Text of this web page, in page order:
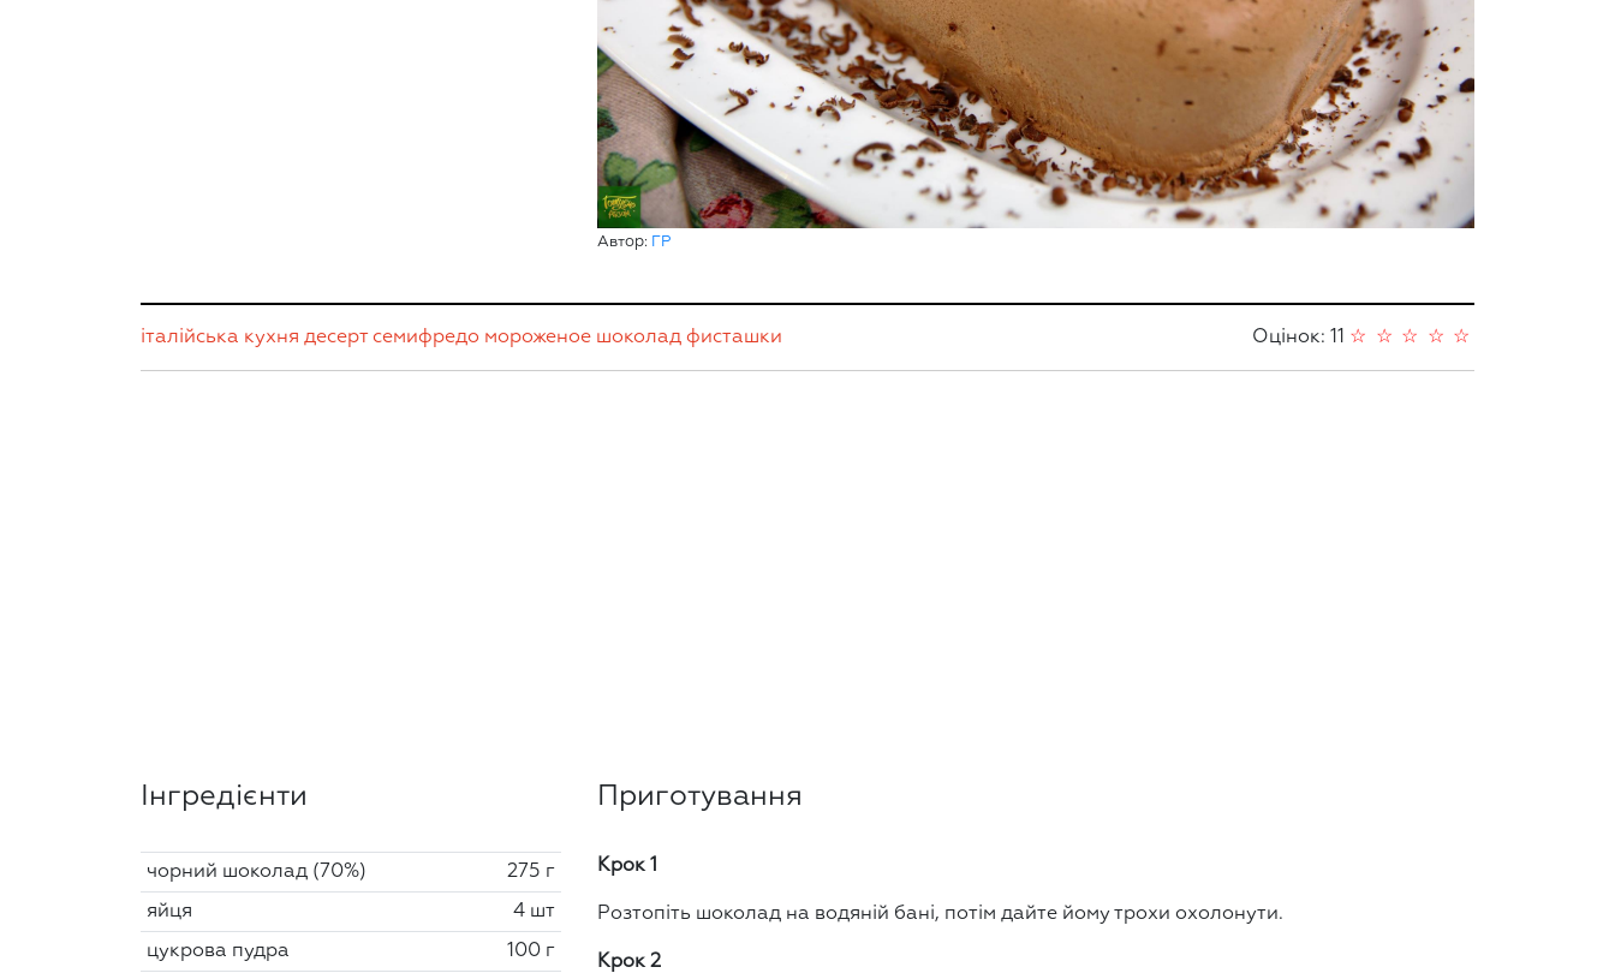
Автор: ГР
італійська кухня десерт семифредо мороженое шоколад фисташки Оцінок: 11 ☆
☆
☆
☆
☆
Інгредієнти
чорний шоколад (70%) 275 г
яйця 4 шт
цукрова пудра 100 г
Приготування
Крок 1
Розтопіть шоколад на водяній бані, потім дайте йому трохи охолонути.
Крок 2